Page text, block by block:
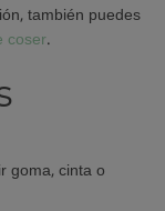
también puedes
coser.
goma, cinta o